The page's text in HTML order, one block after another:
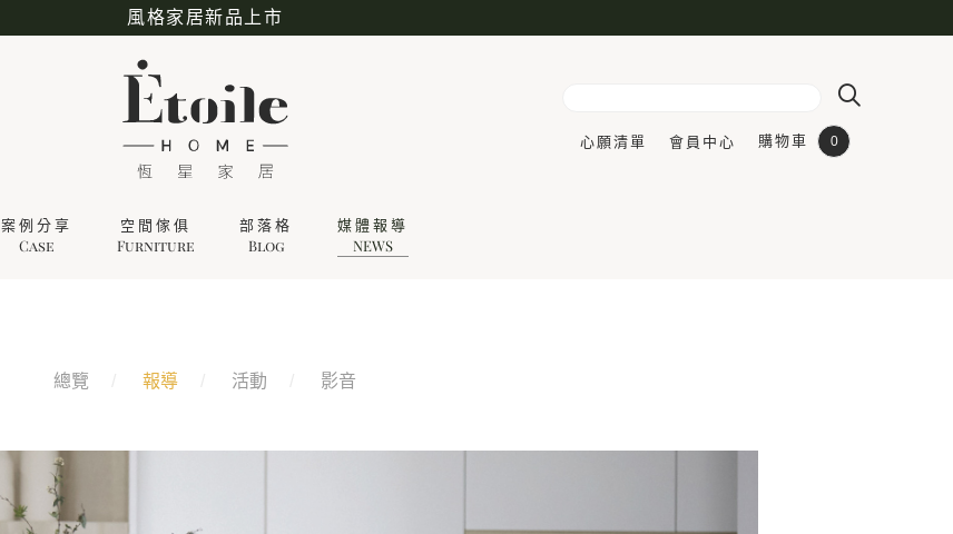
風格家居新品上市
心願清單 會員中心 購物車 0
案例分享
Case
空間傢俱
Furniture
部落格
Blog
媒體報導
NEWS
總覽 報導 活動 影音